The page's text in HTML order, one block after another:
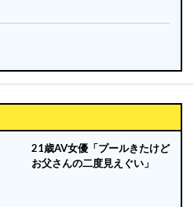
21歳AV女優「プールきたけど
お父さんの二度見えぐい」